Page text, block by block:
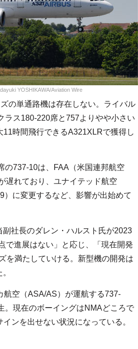
YOSHIKAWA/Aviation Wire
の単通路機は存在しない。ライバル
ラス180-220席と757よりやや小さい
時間飛行できるA321XLRで獲得し
737-10は、FAA（米国連邦航空
遅れており、ユナイテッド航空
）に変更するなど、影響が出始めて
社長のダレン・ハルスト氏が2023
で進展はない」と応じ、「現在開発
を満たしていける。新型機の開発は
空（ASA/AS）が運航する737-
。現在のボーイングはNMAどころで
ンを出せない状況になっている。